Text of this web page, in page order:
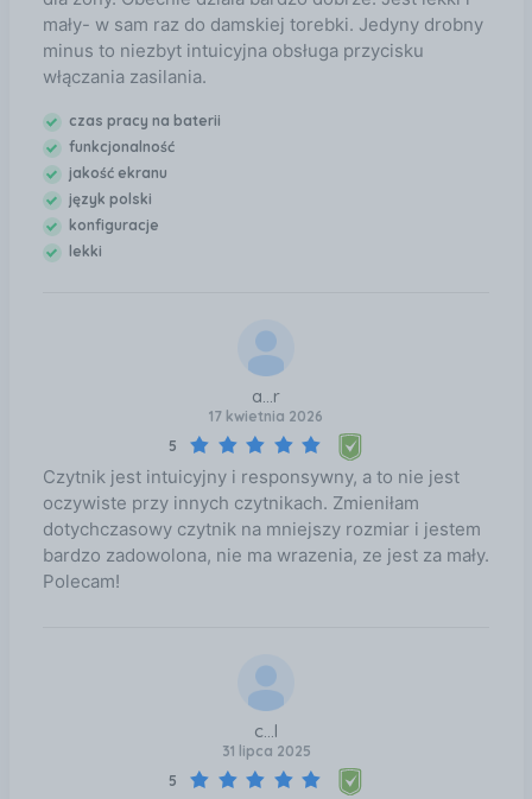
mały- w sam raz do damskiej torebki. Jedyny drobny
minus to niezbyt intuicyjna obsługa przycisku
włączania zasilania.
czas pracy na baterii
funkcjonalność
jakość ekranu
język polski
konfiguracje
lekki
a...r
17 kwietnia 2026
5
Czytnik jest intuicyjny i responsywny, a to nie jest
oczywiste przy innych czytnikach. Zmieniłam
dotychczasowy czytnik na mniejszy rozmiar i jestem
bardzo zadowolona, nie ma wrazenia, ze jest za mały.
Polecam!
c...l
31 lipca 2025
5